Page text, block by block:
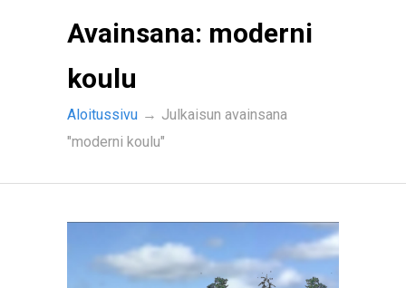
Avainsana: moderni
koulu
Aloitussivu → Julkaisun avainsana
"moderni koulu"